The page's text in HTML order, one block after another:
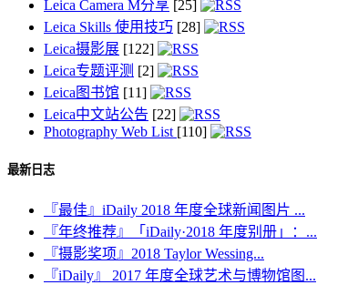
Leica Camera M分享 [25]
Leica Skills 使用技巧 [28]
Leica摄影展 [122]
Leica专题评测 [2]
Leica图书馆 [11]
Leica中文站公告 [22]
Photography Web List [110]
最新日志
『最佳』iDaily 2018 年度全球新闻图片 ...
『年终推荐』「iDaily·2018 年度别册」：...
『摄影奖项』2018 Taylor Wessing...
『iDaily』 2017 年度全球艺术与博物馆图...